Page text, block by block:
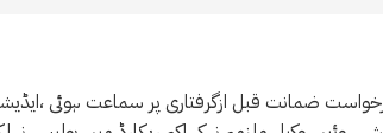
ضمانت قبل ازگرفتاری پر سماعت ہوئی